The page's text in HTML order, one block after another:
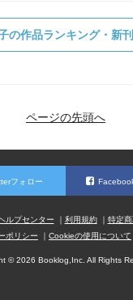
の作品ランキング・新
ページの先頭へ
フォロー
ルプセンター 利用規約
特定
ポリシー
Cookieの使用について
© 2026 Booklog,Inc. All Rights